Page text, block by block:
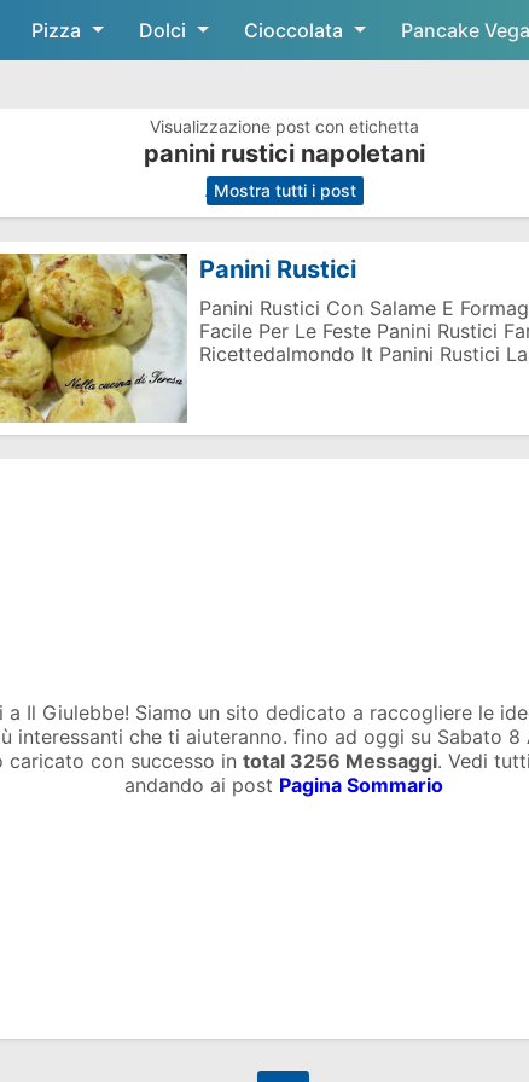
Skip to main
Pizza Dolci Cioccolata Pancake
Visualizzazione post con etichetta
panini rustici napoletani
. Mostra tutti i post
Panini Rustici
Panini Rustici Con Salame E
Facile Per Le Feste Panini Rustici
Ricettedalmondo It Panini Rustici
a Il Giulebbe! Siamo un sito dedicato a raccogliere le
interessanti che ti aiuteranno. fino ad oggi su Sabato 8
caricato con successo in total 3256 Messaggi. Vedi
andando ai post Pagina Sommario